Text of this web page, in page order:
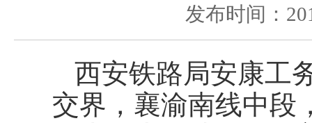
发布时间：
西安铁路局安康工
交界，襄渝南线中段